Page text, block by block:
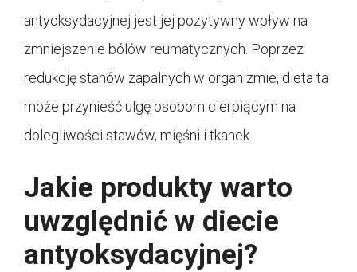
antyoksydacyjnej jest jej pozytywny wpływ na
zmniejszenie bólów reumatycznych. Poprzez
redukcję stanów zapalnych w organizmie, dieta ta
może przynieść ulgę osobom cierpiącym na
dolegliwości stawów, mięśni i tkanek.
Jakie produkty warto
uwzględnić w diecie
antyoksydacyjnej?